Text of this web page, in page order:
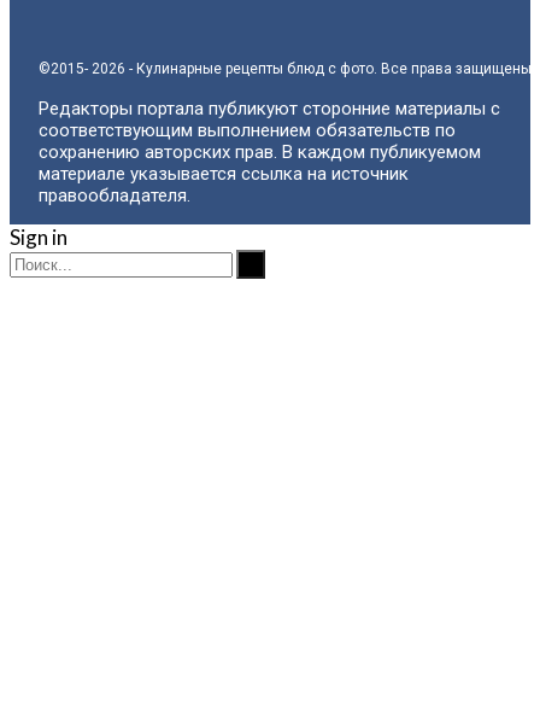
©2015- 2026 - Кулинарные рецепты блюд с фото. Все права защищены.
Редакторы портала публикуют сторонние материалы с
соответствующим выполнением обязательств по
сохранению авторских прав. В каждом публикуемом
материале указывается ссылка на источник
правообладателя.
Sign in